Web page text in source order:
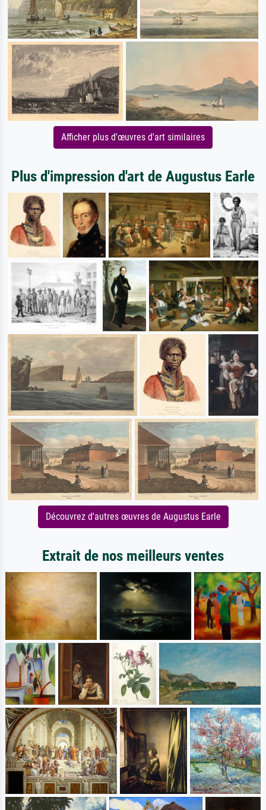
Afficher plus d'œuvres d'art similaires
Plus d'impression d'art de Augustus Earle
Découvrez d'autres œuvres de Augustus Earle
Extrait de nos meilleurs ventes